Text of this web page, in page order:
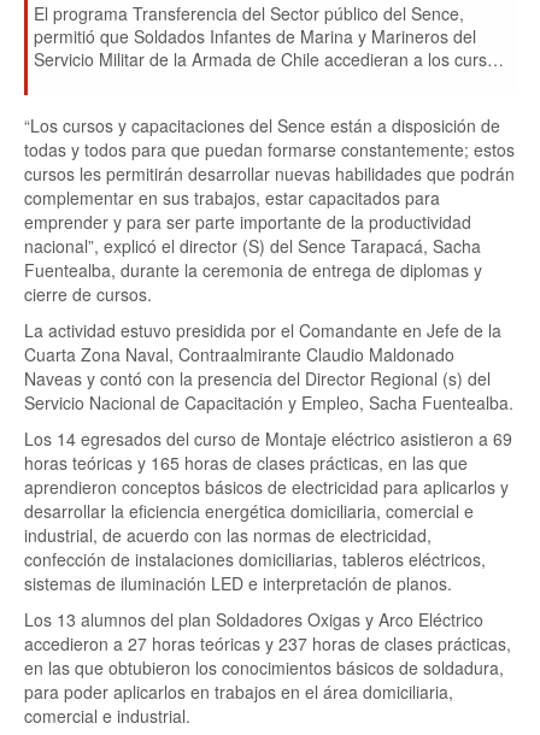
El programa Transferencia del Sector público del Sence,
permitió que Soldados Infantes de Marina y Marineros del
Servicio Militar de la Armada de Chile accedieran a los cursos,
“Los cursos y capacitaciones del Sence están a disposición de
todas y todos para que puedan formarse constantemente; estos
cursos les permitirán desarrollar nuevas habilidades que podrán
complementar en sus trabajos, estar capacitados para
emprender y para ser parte importante de la productividad
nacional”, explicó el director (S) del Sence Tarapacá, Sacha
Fuentealba, durante la ceremonia de entrega de diplomas y
cierre de cursos.
La actividad estuvo presidida por el Comandante en Jefe de la
Cuarta Zona Naval, Contraalmirante Claudio Maldonado
Naveas y contó con la presencia del Director Regional (s) del
Servicio Nacional de Capacitación y Empleo, Sacha Fuentealba.
Los 14 egresados del curso de Montaje eléctrico asistieron a 69
horas teóricas y 165 horas de clases prácticas, en las que
aprendieron conceptos básicos de electricidad para aplicarlos y
desarrollar la eficiencia energética domiciliaria, comercial e
industrial, de acuerdo con las normas de electricidad,
confección de instalaciones domiciliarias, tableros eléctricos,
sistemas de iluminación LED e interpretación de planos.
Los 13 alumnos del plan Soldadores Oxigas y Arco Eléctrico
accedieron a 27 horas teóricas y 237 horas de clases prácticas,
en las que obtubieron los conocimientos básicos de soldadura,
para poder aplicarlos en trabajos en el área domiciliaria,
comercial e industrial.